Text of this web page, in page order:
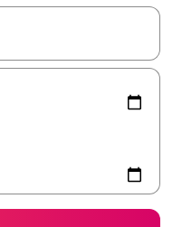
kekunci anak panah